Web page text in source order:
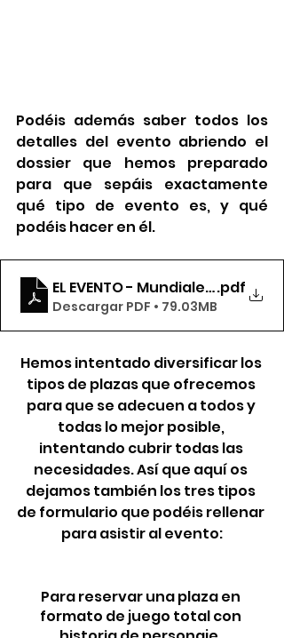
Podéis además saber todos los
detalles del evento abriendo el
dossier que hemos preparado
para que sepáis exactamente
qué tipo de evento es, y qué
podéis hacer en él.
EL EVENTO - Mundiales de
.pdf
Descargar PDF • 79.03MB
Hemos intentado diversificar los
tipos de plazas que ofrecemos
para que se adecuen a todos y
todas lo mejor posible,
intentando cubrir todas las
necesidades. Así que aquí os
dejamos también los tres tipos
de formulario que podéis rellenar
para asistir al evento:
Para reservar una plaza en
formato de juego total con